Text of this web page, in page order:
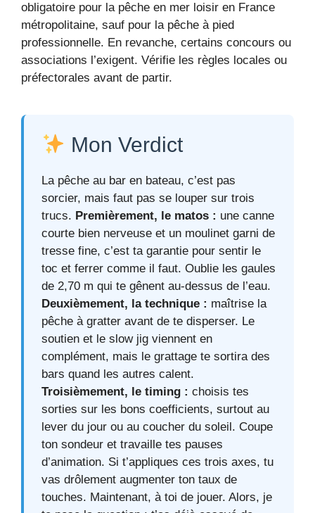
obligatoire pour la pêche en mer loisir en France
métropolitaine, sauf pour la pêche à pied
professionnelle. En revanche, certains concours ou
associations l’exigent. Vérifie les règles locales ou
préfectorales avant de partir.
Mon Verdict
La pêche au bar en bateau, c’est pas
sorcier, mais faut pas se louper sur trois
trucs. Premièrement, le matos : une canne
courte bien nerveuse et un moulinet garni de
tresse fine, c’est ta garantie pour sentir le
toc et ferrer comme il faut. Oublie les gaules
de 2,70 m qui te gênent au-dessus de l’eau.
Deuxièmement, la technique : maîtrise la
pêche à gratter avant de te disperser. Le
soutien et le slow jig viennent en
complément, mais le grattage te sortira des
bars quand les autres calent.
Troisièmement, le timing : choisis tes
sorties sur les bons coefficients, surtout au
lever du jour ou au coucher du soleil. Coupe
ton sondeur et travaille tes pauses
d’animation. Si t’appliques ces trois axes, tu
vas drôlement augmenter ton taux de
touches. Maintenant, à toi de jouer. Alors, je